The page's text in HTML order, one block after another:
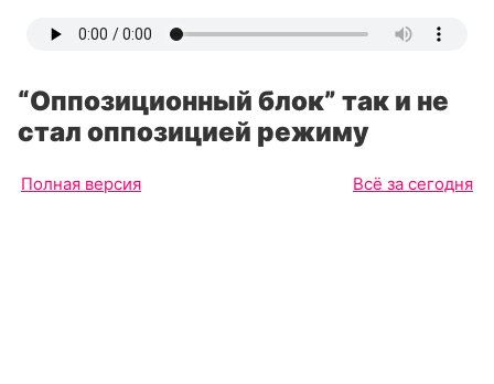
“Оппозиционный блок” так и не
стал оппозицией режиму
Полная версия Всё за сегодня